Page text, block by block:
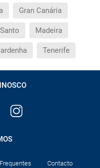
Gran Canária
Madeira
Tenerife
Contacto